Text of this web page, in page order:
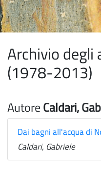
Archivio
(1978-2013)
AutoreCaldari,
Dai bagni all'acqua di
Caldari, Gabriele